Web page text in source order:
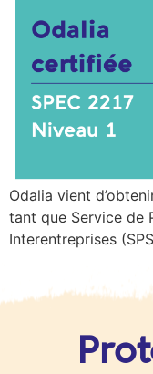
Odalia vient
tant que Service de
Interentreprises